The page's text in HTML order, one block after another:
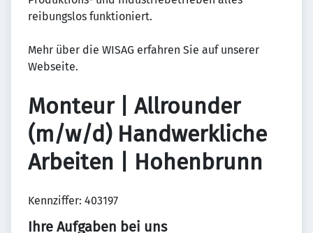
reibungslos funktioniert.
Mehr über die WISAG erfahren Sie auf unserer
Webseite.
Monteur | Allrounder
(m/w/d) Handwerkliche
Arbeiten | Hohenbrunn
Kennziffer: 403197
Ihre Aufgaben bei uns